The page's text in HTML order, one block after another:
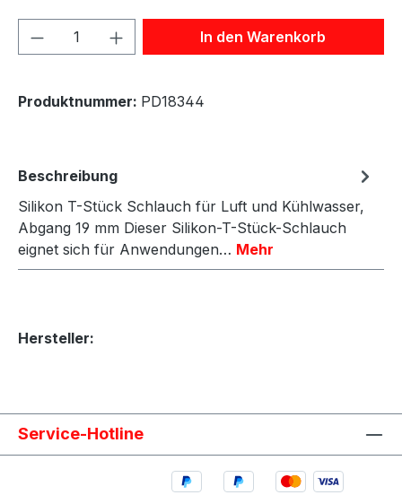
Produkt Anzahl: Gib denIn den Warenkorb
Produktnummer: PD18344
Beschreibung
Silikon T-Stück Schlauch für Luft und Kühlwasser,
Abgang 19 mm Dieser Silikon-T-Stück-Schlauch
eignet sich für Anwendungen… Mehr
Hersteller:
Service-Hotline